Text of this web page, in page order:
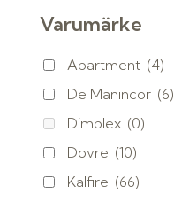
Varumärke
Apartment (4)
De Manincor (6)
Dimplex (0)
Dovre (10)
Kalfire (66)